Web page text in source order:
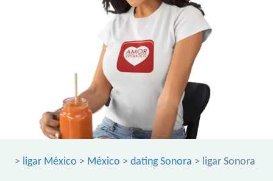
> ligar México > México > dating Sonora > ligar Sonora